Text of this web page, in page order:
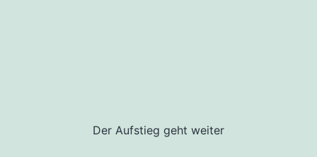
Der Aufstieg geht weiter